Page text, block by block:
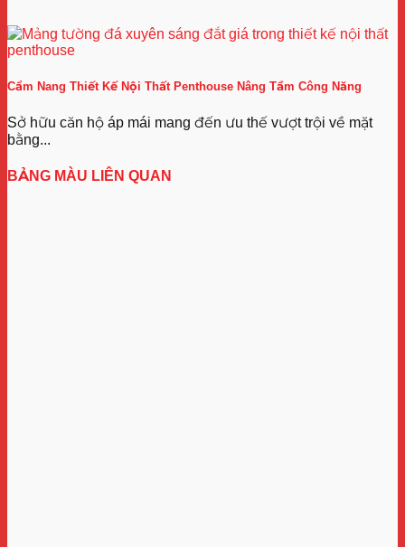
Cẩm Nang Thiết Kế Nội Thất Penthouse Nâng Tầm Công Năng
Sở hữu căn hộ áp mái mang đến ưu thế vượt trội về mặt
bằng...
BẢNG MÀU LIÊN QUAN